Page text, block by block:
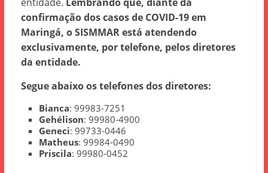
confirmação dos casos de COVID-19 em
Maringá, o SISMMAR está atendendo
exclusivamente, por telefone, pelos diretores
da entidade.
Segue abaixo os telefones dos diretores:
Bianca: 99983-7251
Gehélison: 99980-4900
Geneci: 99733-0446
Matheus: 99984-0490
Priscila: 99980-0452